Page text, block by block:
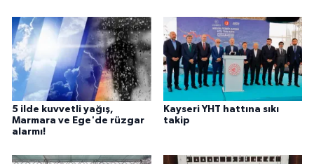
5 ilde kuvvetli yağış,
Marmara ve Ege'de rüzgar
alarmı!
Kayseri YHT hattına sıkı
takip